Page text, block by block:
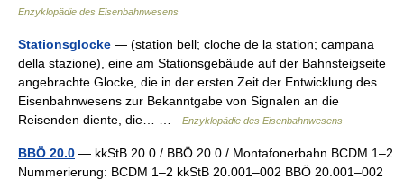
Enzyklopädie des Eisenbahnwesens
Stationsglocke — (station bell; cloche de la station; campana
della stazione), eine am Stationsgebäude auf der Bahnsteigseite
angebrachte Glocke, die in der ersten Zeit der Entwicklung des
Eisenbahnwesens zur Bekanntgabe von Signalen an die
Reisenden diente, die… …
Enzyklopädie des Eisenbahnwesens
BBÖ 20.0 — kkStB 20.0 / BBÖ 20.0 / Montafonerbahn BCDM 1–2
Nummerierung: BCDM 1–2 kkStB 20.001–002 BBÖ 20.001–002